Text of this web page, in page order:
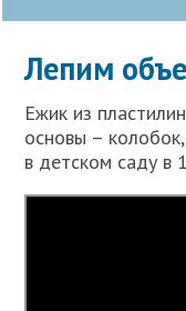
Лепим
Ежик из
основы –
в детском саду в